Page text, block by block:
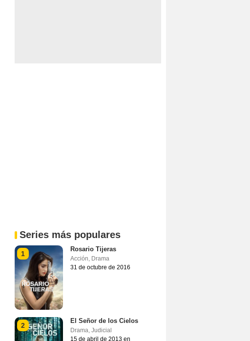
Series más populares
1
Rosario Tijeras
Acción, Drama
31 de octubre de 2016
2
El Señor de los Cielos
Drama, Judicial
15 de abril de 2013 en